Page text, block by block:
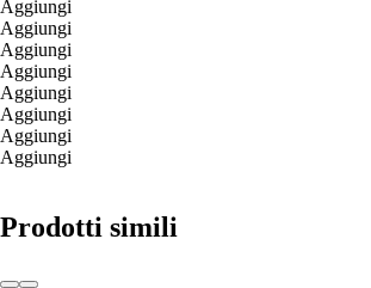
Aggiungi
Aggiungi
Aggiungi
Aggiungi
Aggiungi
Aggiungi
Aggiungi
Aggiungi
Prodotti simili